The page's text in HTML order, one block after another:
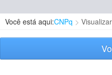
Você está aqui:CNPq Visualizar